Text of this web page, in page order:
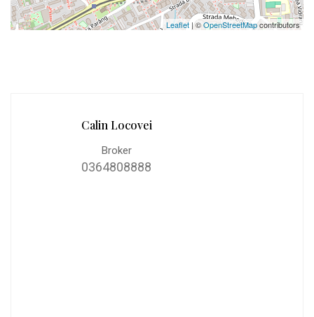
Leaflet | ©OpenStreetMapcontributors
Calin Locovei
Broker
0364808888